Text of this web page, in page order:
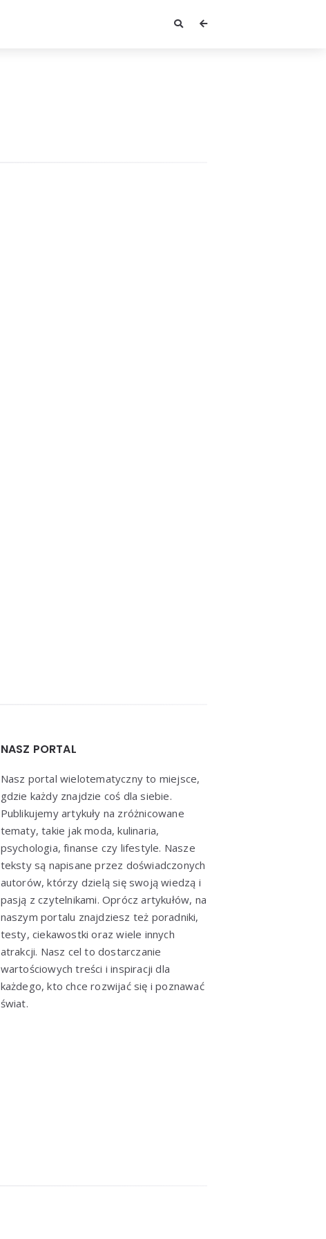
NASZ PORTAL
Nasz portal wielotematyczny to miejsce,
gdzie każdy znajdzie coś dla siebie.
Publikujemy artykuły na zróżnicowane
tematy, takie jak moda, kulinaria,
psychologia, finanse czy lifestyle. Nasze
teksty są napisane przez doświadczonych
autorów, którzy dzielą się swoją wiedzą i
pasją z czytelnikami. Oprócz artykułów, na
naszym portalu znajdziesz też poradniki,
testy, ciekawostki oraz wiele innych
atrakcji. Nasz cel to dostarczanie
wartościowych treści i inspiracji dla
każdego, kto chce rozwijać się i poznawać
świat.